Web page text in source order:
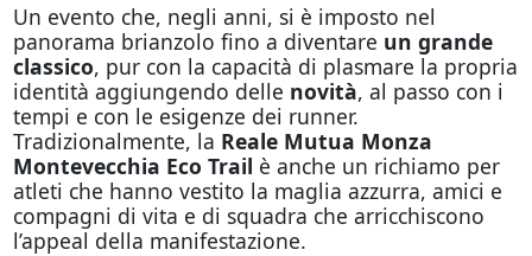
Un evento che, negli anni, si è imposto nel
panorama brianzolo fino a diventare un grande
classico, pur con la capacità di plasmare la propria
identità aggiungendo delle novità, al passo con i
tempi e con le esigenze dei runner.
Tradizionalmente, la Reale Mutua Monza
Montevecchia Eco Trail è anche un richiamo per
atleti che hanno vestito la maglia azzurra, amici e
compagni di vita e di squadra che arricchiscono
l’appeal della manifestazione.